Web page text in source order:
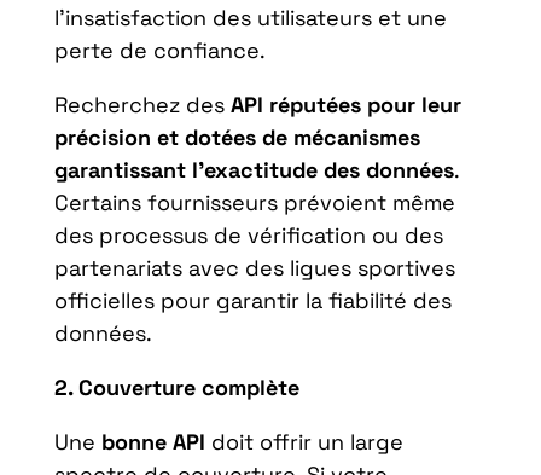
l’insatisfaction des utilisateurs et une
perte de confiance.
Recherchez des API réputées pour leur
précision et dotées de mécanismes
garantissant l’exactitude des données.
Certains fournisseurs prévoient même
des processus de vérification ou des
partenariats avec des ligues sportives
officielles pour garantir la fiabilité des
données.
2. Couverture complète
Une bonne API doit offrir un large